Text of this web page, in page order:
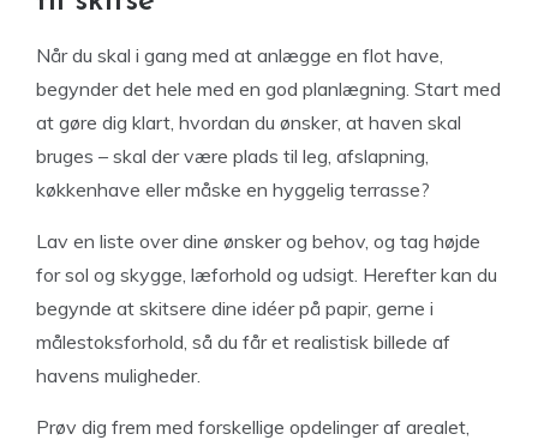
Når du skal i gang med at anlægge en flot have,
begynder det hele med en god planlægning. Start med
at gøre dig klart, hvordan du ønsker, at haven skal
bruges – skal der være plads til leg, afslapning,
køkkenhave eller måske en hyggelig terrasse?
Lav en liste over dine ønsker og behov, og tag højde
for sol og skygge, læforhold og udsigt. Herefter kan du
begynde at skitsere dine idéer på papir, gerne i
målestoksforhold, så du får et realistisk billede af
havens muligheder.
Prøv dig frem med forskellige opdelinger af arealet,